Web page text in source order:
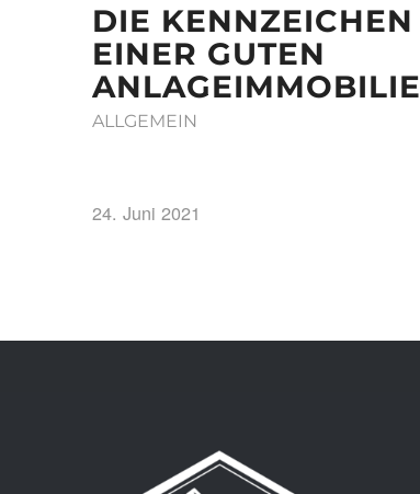
DIE KENNZEICHEN
EINER GUTEN
ANLAGEIMMOBILIE
ALLGEMEIN
24. Juni 2021